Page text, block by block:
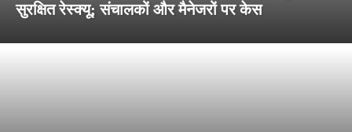
सुरक्षित रेस्क्यू; संचालकों और मैनेजरों पर केस